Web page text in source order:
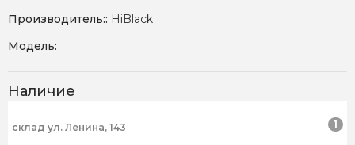
Производитель:: HiBlack
Модель:
Наличие
склад ул. Ленина, 143 1